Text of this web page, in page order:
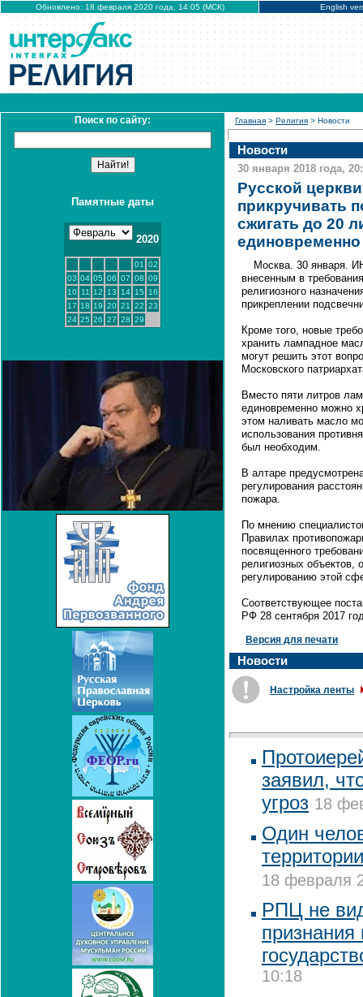
Обновлено: 18 февраля 2020 года, 14:05 (МСК) English
Поиск по сайту:
Памятные даты
2020
01
02
03 04 05 06 07 08 09
10
11 12 13 14 15
16
17 18 19 20 21 22 23
24 25 26 27 28 29
Главная > Религия > Новости
Новости
30 января 2018 года,
Русской
прикручивать
сжигать до 20
единовременно
Москва. 30 января.
внесенным в
религиозного
прикреплении
Кроме того, новые
хранить лампадное
могут решить этот
Московского
Вместо пяти литров
единовременно можно
этом наливать масло
использования
был необходим.
В алтаре
регулирования
пожара.
По мнению
Правилах
посвященного
религиозных объектов,
регулированию этой
Соответствующее
РФ 28 сентября 2017
Версия для печати
Новости
Настройка ленты
заявил,
угроз 18
Один
18 февраля
РПЦ не
признания
10:18